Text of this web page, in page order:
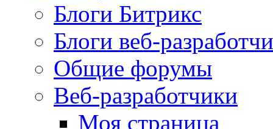
Блоги Битрикс
Блоги веб-
Общие форумы
Веб-разработчики
Моя страница